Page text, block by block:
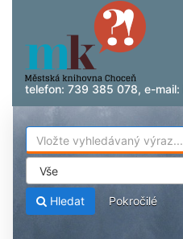
Přeskočit na obsah
telefon: 739 385 078, e-mail:
Hledat Pokročilé